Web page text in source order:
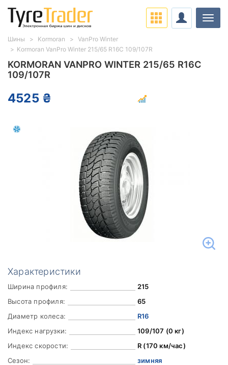
KORMORAN VANPRO WINTER 215/65 R16C
109/107R
4525 ₴
Характеристики
Ширина профиля:
215
Высота профиля:
65
Диаметр колеса:
R16
Индекс нагрузки:
109/107 (0 кг)
Индекс скорости:
R (170 км/час)
Сезон:
зимняя
Шины Kormoran
VanPro Winter
Kormoran VanPro Winter 215/65 R16C 109/107R